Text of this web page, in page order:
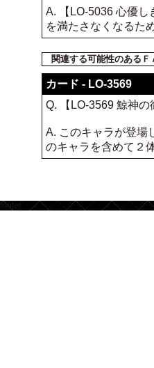
A. 【LO-5036 心優
を満たさなくなるた
関連する可能性のあるＦ
カード - LO-3569
Q. 【LO-3569 鯨神
A. このキャラが登場
のキャラを含めて２
footer